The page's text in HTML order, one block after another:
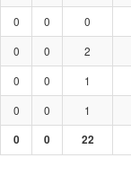
0 0 0
0 0 2
0 0 1
0 0 1
0 0 22